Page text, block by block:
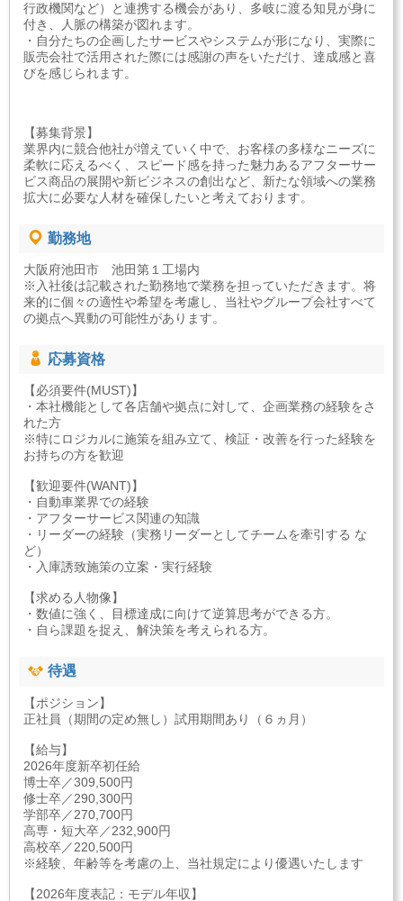
行政機関など）と連携する機会があり、多岐に渡る知見が身に
付き、人脈の構築が図れます。
・自分たちの企画したサービスやシステムが形になり、実際に
販売会社で活用された際には感謝の声をいただけ、達成感と喜
びを感じられます。
【募集背景】
業界内に競合他社が増えていく中で、お客様の多様なニーズに
柔軟に応えるべく、スピード感を持った魅力あるアフターサー
ビス商品の展開や新ビジネスの創出など、新たな領域への業務
拡大に必要な人材を確保したいと考えております。
勤務地
大阪府池田市 池田第１工場内
※入社後は記載された勤務地で業務を担っていただきます。将
来的に個々の適性や希望を考慮し、当社やグループ会社すべて
の拠点へ異動の可能性があります。
応募資格
【必須要件(MUST)】
・本社機能として各店舗や拠点に対して、企画業務の経験をさ
れた方
※特にロジカルに施策を組み立て、検証・改善を行った経験を
お持ちの方を歓迎
【歓迎要件(WANT)】
・自動車業界での経験
・アフターサービス関連の知識
・リーダーの経験（実務リーダーとしてチームを牽引する な
ど）
・入庫誘致施策の立案・実行経験
【求める人物像】
・数値に強く、目標達成に向けて逆算思考ができる方。
・自ら課題を捉え、解決策を考えられる方。
待遇
【ポジション】
正社員（期間の定め無し）試用期間あり（６ヵ月）
【給与】
2026年度新卒初任給
博士卒／309,500円
修士卒／290,300円
学部卒／270,700円
高専・短大卒／232,900円
高校卒／220,500円
※経験、年齢等を考慮の上、当社規定により優遇いたします
【2026年度表記：モデル年収】